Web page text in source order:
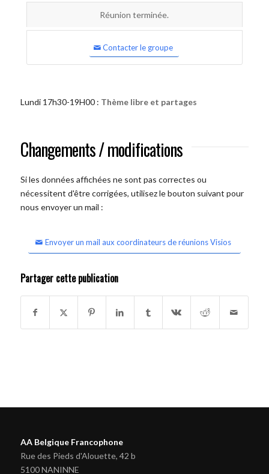
Réunion terminée.
Contacter le groupe
Lundi 17h30-19H00 : Thème libre et partages
Changements / modifications
Si les données affichées ne sont pas correctes ou
nécessitent d'être corrigées, utilisez le bouton suivant pour
nous envoyer un mail :
Envoyer un mail aux coordinateurs de réunions Visios
Partager cette publication
AA Belgique Francophone
Rue des Pieds d'Alouette, 42 b
5100 NANINNE